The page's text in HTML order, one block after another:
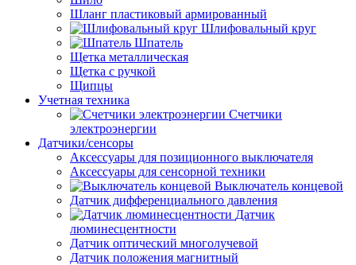
Шланг пластиковый армированный
Шлифовальный круг
Шпатель
Щетка металлическая
Щетка с ручкой
Щипцы
Учетная техника
Счетчики
электроэнергии
Датчики/сенсоры
Аксессуары для позиционного выключателя
Аксессуары для сенсорной техники
Выключатель концевой
Датчик дифференциального давления
Датчик
люминесцентности
Датчик оптический многолучевой
Датчик положения магнитный